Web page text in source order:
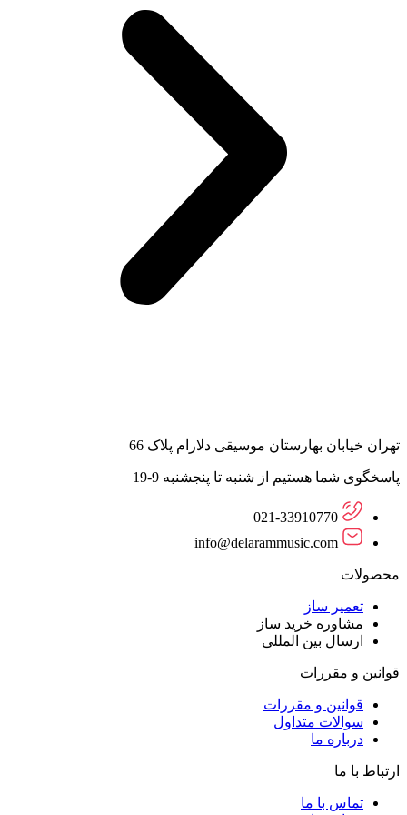
تهران خیابان بهارستان موسیقی دلارام پلاک 66
پاسخگوی شما هستیم از شنبه تا پنجشنبه 9-19
021-33910770
info@delarammusic.com
محصولات
تعمیر ساز
مشاوره خرید ساز
ارسال بین المللی
قوانین و مقررات
قوانین و مقررات
سوالات متداول
درباره ما
ارتباط با ما
تماس با ما